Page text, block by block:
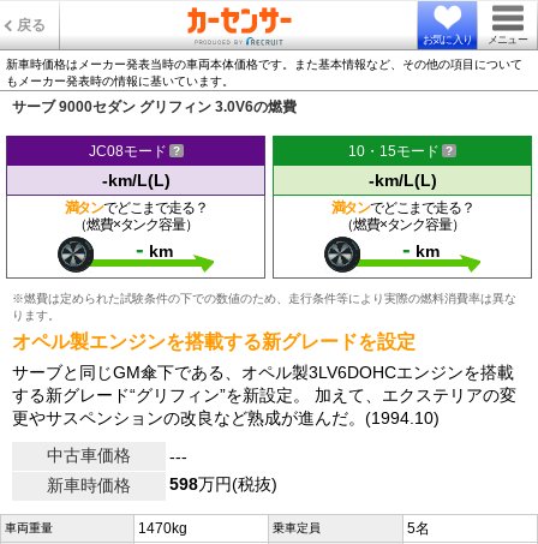
戻る
お気に入り メニュー
新車時価格はメーカー発表当時の車両本体価格です。また基本情報など、その他の項目について
もメーカー発表時の情報に基いています。
サーブ 9000セダン グリフィン 3.0V6の燃費
JC08モード
-km/L(L)
満タンでどこまで走る？
（燃費×タンク容量）
- km
10・15モード
-km/L(L)
満タンでどこまで走る？
（燃費×タンク容量）
- km
※燃費は定められた試験条件の下での数値のため、走行条件等により実際の燃料消費率は異な
ります。
オペル製エンジンを搭載する新グレードを設定
サーブと同じGM傘下である、オペル製3LV6DOHCエンジンを搭載
する新グレード“グリフィン”を新設定。 加えて、エクステリアの変
更やサスペンションの改良など熟成が進んだ。(1994.10)
中古車価格
---
新車時価格
598万円(税抜)
車両重量 1470kg 乗車定員 5名